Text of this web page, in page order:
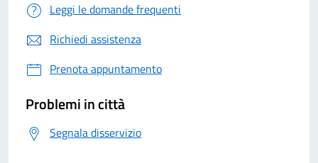
Leggi le domande frequenti
Richiedi assistenza
Prenota appuntamento
Problemi in città
Segnala disservizio